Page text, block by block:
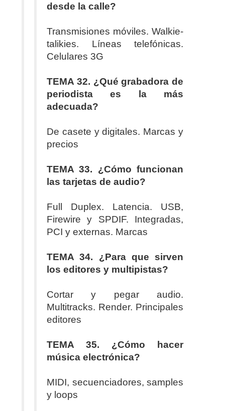
desde la calle?
Transmisiones móviles. Walkie-
talikies. Líneas telefónicas.
Celulares 3G
TEMA 32. ¿Qué grabadora de
periodista es la más
adecuada?
De casete y digitales. Marcas y
precios
TEMA 33. ¿Cómo funcionan
las tarjetas de audio?
Full Duplex. Latencia. USB,
Firewire y SPDIF. Integradas,
PCI y externas. Marcas
TEMA 34. ¿Para que sirven
los editores y multipistas?
Cortar y pegar audio.
Multitracks. Render. Principales
editores
TEMA 35. ¿Cómo hacer
música electrónica?
MIDI, secuenciadores, samples
y loops